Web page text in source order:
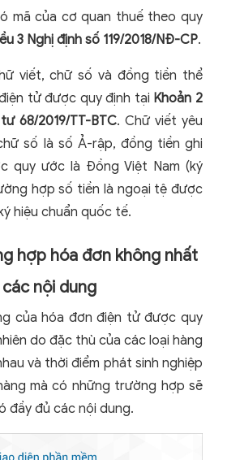
mã của cơ quan thuế theo quy
3 Nghị định số 119/2018/NĐ-CP.
viết, chữ số và đồng tiền thể
tử được quy định tại Khoản 2
68/2019/TT-BTC. Chữ viết yêu
số là số Ả-rập, đồng tiền ghi
quy ước là Đồng Việt Nam (ký
hợp số tiền là ngoại tệ được
hiệu chuẩn quốc tế.
hợp hóa đơn không nhất
nội dung
của hóa đơn điện tử được quy
do đặc thù của các loại hàng
và thời điểm phát sinh nghiệp
mà có những trường hợp sẽ
đầy đủ các nội dung.